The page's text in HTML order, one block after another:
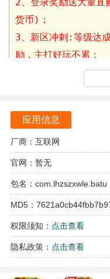
货币)；
3、新区冲刺:等级达
励，主打好玩不累；
4，刀刀财富，每次杀
币，特殊材料，每日
取，全部礼包均可以
烈火战神0.1折游戏
支持自由PK，玩家可尽
属权，体验传奇世界的
等玩法，满足玩家对竞技
设有装备回收系统，玩
应用信息
厂商：互联网
官网：暂无
包名：com.lhzszxwle.batu
MD5：
权限须知： 点击查看
隐私政策： 点击查看